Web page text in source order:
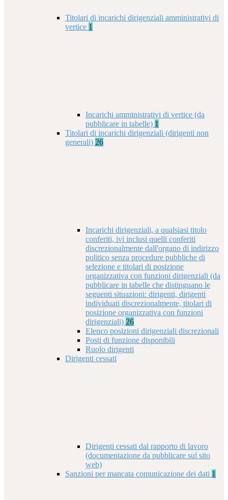
Titolari di incarichi dirigenziali amministrativi di
vertice 1
Incarichi amministrativi di vertice (da
pubblicare in tabelle) 1
Titolari di incarichi dirigenziali (dirigenti non
generali) 26
Incarichi dirigenziali, a qualsiasi titolo
conferiti, ivi inclusi quelli conferiti
discrezionalmente dall'organo di indirizzo
politico senza procedure pubbliche di
selezione e titolari di posizione
organizzativa con funzioni dirigenziali (da
pubblicare in tabelle che distinguano le
seguenti situazioni: dirigenti, dirigenti
individuati discrezionalmente, titolari di
posizione organizzativa con funzioni
dirigenziali) 26
Elenco posizioni dirigenziali discrezionali
Posti di funzione disponibili
Ruolo dirigenti
Dirigenti cessati
Dirigenti cessati dal rapporto di lavoro
(documentazione da pubblicare sul sito
web)
Sanzioni per mancata comunicazione dei dati 1